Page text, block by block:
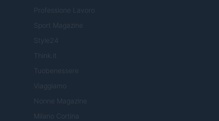
Professione Lavoro
Sport Magazine
Style24
Think.it
Tuobenessere
Viaggiamo
Nonne Magazine
Milano Cortina